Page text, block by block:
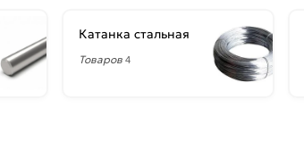
Катанка стальная
Товаров 4